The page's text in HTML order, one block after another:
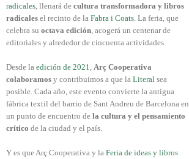
radicales, llenará de cultura transformadora y libros
radicales el recinto de la Fabra i Coats. La feria, que
celebra su octava edición, acogerá un centenar de
editoriales y alrededor de cincuenta actividades.
Desde la edición de 2021, Arç Cooperativa
colaboramos y contribuimos a que la Literal sea
posible. Cada año, este evento convierte la antigua
fábrica textil del barrio de Sant Andreu de Barcelona en
un punto de encuentro de la cultura y el pensamiento
crítico de la ciudad y el país.
Y es que Arç Cooperativa y la Feria de ideas y libros